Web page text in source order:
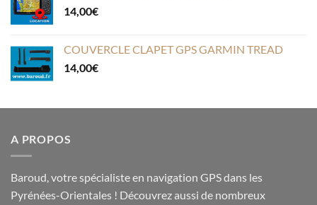
14,00€
COUVERCLE CLAPET GPS GARMIN TREAD
14,00€
A PROPOS
Baroud, votre spécialiste en navigation GPS dans les
Pyrénées-Orientales ! Découvrez aussi de nombreux